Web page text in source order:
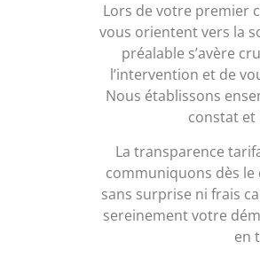
Lors de votre premier
vous orientent vers la
préalable s’avère
l’intervention et de
Nous établissons
constat et
La transparence
communiquons dès le
sans surprise ni frais
sereinement votre
en